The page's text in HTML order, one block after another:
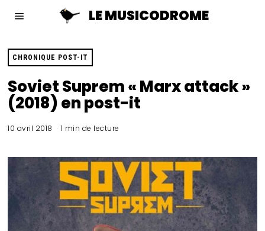
LE MUSICODROME
CHRONIQUE POST-IT
Soviet Suprem « Marx attack »
(2018) en post-it
10 avril 2018 1 min de lecture